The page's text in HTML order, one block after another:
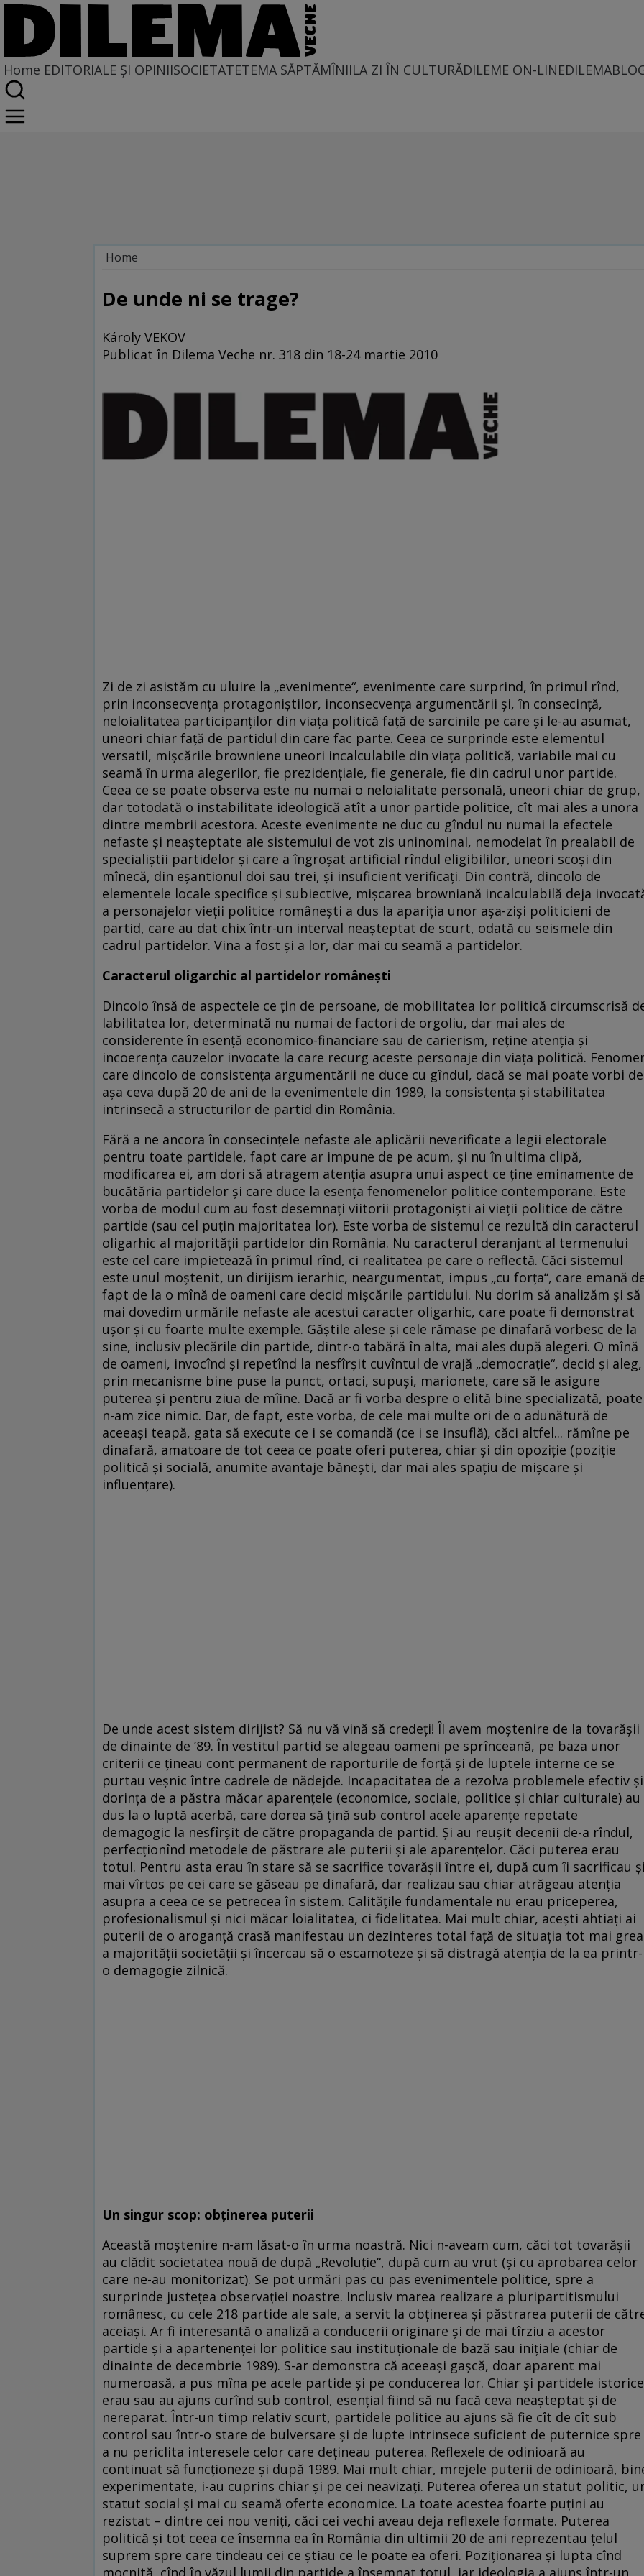
Home EDITORIALE ȘI OPINIISOCIETATETEMA SĂPTĂMÎNIILA ZI ÎN CULTURĂDILEME ON-LINE
Home
De unde ni se trage?
Károly VEKOV
Publicat în Dilema Veche nr. 318 din 18-24 martie 2010
Zi de zi asistăm cu uluire la „evenimente“, evenimente care surprind, în primul rînd,
prin inconsecvenţa protagoniştilor, inconsecvenţa argumentării şi, în consecinţă,
neloialitatea participanţilor din viaţa politică faţă de sarcinile pe care şi le-au asumat,
uneori chiar faţă de partidul din care fac parte. Ceea ce surprinde este elementul
versatil, mişcările browniene uneori incalculabile din viaţa politică, variabile mai cu
seamă în urma alegerilor, fie prezidenţiale, fie generale, fie din cadrul unor partide.
Ceea ce se poate observa este nu numai o neloialitate personală, uneori chiar de grup,
dar totodată o instabilitate ideologică atît a unor partide politice, cît mai ales a unora
dintre membrii acestora. Aceste evenimente ne duc cu gîndul nu numai la efectele
nefaste şi neaşteptate ale sistemului de vot zis uninominal, nemodelat în prealabil de
specialiştii partidelor şi care a îngroşat artificial rîndul eligibililor, uneori scoşi din
mînecă, din eşantionul doi sau trei, şi insuficient verificaţi. Din contră, dincolo de
elementele locale specifice şi subiective, mişcarea browniană incalculabilă deja
a personajelor vieţii politice româneşti a dus la apariţia unor aşa-zişi politicieni de
partid, care au dat chix într-un interval neaşteptat de scurt, odată cu seismele din
cadrul partidelor. Vina a fost şi a lor, dar mai cu seamă a partidelor.
Caracterul oligarchic al partidelor româneşti
Dincolo însă de aspectele ce ţin de persoane, de mobilitatea lor politică circumscrisă
labilitatea lor, determinată nu numai de factori de orgoliu, dar mai ales de
considerente în esenţă economico-financiare sau de carierism, reţine atenţia şi
incoerenţa cauzelor invocate la care recurg aceste personaje din viaţa politică.
care dincolo de consistenţa argumentării ne duce cu gîndul, dacă se mai poate vorbi de
aşa ceva după 20 de ani de la evenimentele din 1989, la consistenţa şi stabilitatea
intrinsecă a structurilor de partid din România.
Fără a ne ancora în consecinţele nefaste ale aplicării neverificate a legii electorale
pentru toate partidele, fapt care ar impune de pe acum, şi nu în ultima clipă,
modificarea ei, am dori să atragem atenţia asupra unui aspect ce ţine eminamente de
bucătăria partidelor şi care duce la esenţa fenomenelor politice contemporane. Este
vorba de modul cum au fost desemnaţi viitorii protagonişti ai vieţii politice de către
partide (sau cel puţin majoritatea lor). Este vorba de sistemul ce rezultă din caracterul
oligarhic al majorităţii partidelor din România. Nu caracterul deranjant al termenului
este cel care impietează în primul rînd, ci realitatea pe care o reflectă. Căci sistemul
este unul moştenit, un dirijism ierarhic, neargumentat, impus „cu forţa“, care emană
fapt de la o mînă de oameni care decid mişcările partidului. Nu dorim să analizăm şi să
mai dovedim urmările nefaste ale acestui caracter oligarhic, care poate fi demonstrat
uşor şi cu foarte multe exemple. Găştile alese şi cele rămase pe dinafară vorbesc de la
sine, inclusiv plecările din partide, dintr-o tabără în alta, mai ales după alegeri. O mînă
de oameni, invocînd şi repetînd la nesfîrşit cuvîntul de vrajă „democraţie“, decid şi aleg,
prin mecanisme bine puse la punct, ortaci, supuşi, marionete, care să le asigure
puterea şi pentru ziua de mîine. Dacă ar fi vorba despre o elită bine specializată, poate
n-am zice nimic. Dar, de fapt, este vorba, de cele mai multe ori de o adunătură de
aceeaşi teapă, gata să execute ce i se comandă (ce i se insuflă), căci altfel... rămîne pe
dinafară, amatoare de tot ceea ce poate oferi puterea, chiar şi din opoziţie (poziţie
politică şi socială, anumite avantaje băneşti, dar mai ales spaţiu de mişcare şi
influenţare).
De unde acest sistem dirijist? Să nu vă vină să credeţi! Îl avem moştenire de la tovarăşii
de dinainte de ’89. În vestitul partid se alegeau oameni pe sprînceană, pe baza unor
criterii ce ţineau cont permanent de raporturile de forţă şi de luptele interne ce se
purtau veşnic între cadrele de nădejde. Incapacitatea de a rezolva problemele efectiv şi
dorinţa de a păstra măcar aparenţele (economice, sociale, politice şi chiar culturale) au
dus la o luptă acerbă, care dorea să ţină sub control acele aparenţe repetate
demagogic la nesfîrşit de către propaganda de partid. Şi au reuşit decenii de-a rîndul,
perfecţionînd metodele de păstrare ale puterii şi ale aparenţelor. Căci puterea erau
totul. Pentru asta erau în stare să se sacrifice tovarăşii între ei, după cum îi sacrificau
mai vîrtos pe cei care se găseau pe dinafară, dar realizau sau chiar atrăgeau atenţia
asupra a ceea ce se petrecea în sistem. Calităţile fundamentale nu erau priceperea,
profesionalismul şi nici măcar loialitatea, ci fidelitatea. Mai mult chiar, aceşti ahtiaţi ai
puterii de o aroganţă crasă manifestau un dezinteres total faţă de situaţia tot mai grea
a majorităţii societăţii şi încercau să o escamoteze şi să distragă atenţia de la ea printr-
o demagogie zilnică.
Un singur scop: obţinerea puterii
Această moştenire n-am lăsat-o în urma noastră. Nici n-aveam cum, căci tot tovarăşii
au clădit societatea nouă de după „Revoluţie“, după cum au vrut (şi cu aprobarea celor
care ne-au monitorizat). Se pot urmări pas cu pas evenimentele politice, spre a
surprinde justeţea observaţiei noastre. Inclusiv marea realizare a pluripartitismului
românesc, cu cele 218 partide ale sale, a servit la obţinerea şi păstrarea puterii de
aceiaşi. Ar fi interesantă o analiză a conducerii originare şi de mai tîrziu a acestor
partide şi a apartenenţei lor politice sau instituţionale de bază sau iniţiale (chiar de
dinainte de decembrie 1989). S-ar demonstra că aceeaşi gaşcă, doar aparent mai
numeroasă, a pus mîna pe acele partide şi pe conducerea lor. Chiar şi partidele istorice
erau sau au ajuns curînd sub control, esenţial fiind să nu facă ceva neaşteptat şi de
nereparat. Într-un timp relativ scurt, partidele politice au ajuns să fie cît de cît sub
control sau într-o stare de bulversare şi de lupte intrinsece suficient de puternice spre
a nu periclita interesele celor care deţineau puterea. Reflexele de odinioară au
continuat să funcţioneze şi după 1989. Mai mult chiar, mrejele puterii de odinioară,
experimentate, i-au cuprins chiar şi pe cei neavizaţi. Puterea oferea un statut politic,
statut social şi mai cu seamă oferte economice. La toate acestea foarte puţini au
rezistat – dintre cei nou veniţi, căci cei vechi aveau deja reflexele formate. Puterea
politică şi tot ceea ce însemna ea în România din ultimii 20 de ani reprezentau ţelul
suprem spre care tindeau cei ce ştiau ce le poate ea oferi. Poziţionarea şi lupta cînd
mocnită, cînd în văzul lumii din partide a însemnat totul, iar ideologia a ajuns într-un